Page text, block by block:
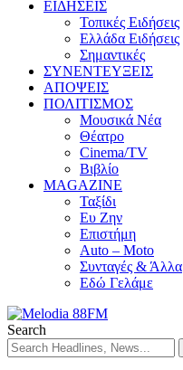
ΕΙΔΗΣΕΙΣ
Τοπικές Ειδήσεις
Ελλάδα Ειδήσεις
Σημαντικές
ΣΥΝΕΝΤΕΥΞΕΙΣ
ΑΠΟΨΕΙΣ
ΠΟΛΙΤΙΣΜΟΣ
Μουσικά Νέα
Θέατρο
Cinema/TV
Βιβλίο
MAGAZINE
Ταξίδι
Ευ Ζην
Επιστήμη
Auto – Moto
Συνταγές & Άλλα
Εδώ Γελάμε
Search